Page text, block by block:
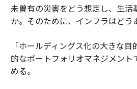
未曽有の災害をどう想定し、生活
か。そのために、インフラはどう
「ホールディングス化の大きな
的なポートフォリオマネジメント
める。